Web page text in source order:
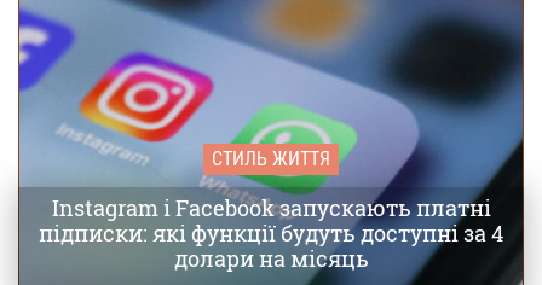
СТИЛЬ ЖИТТЯ
Instagram і Facebook запускають платні
підписки: які функції будуть доступні за 4
долари на місяць